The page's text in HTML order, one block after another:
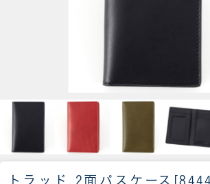
トラッド 2面パスケース